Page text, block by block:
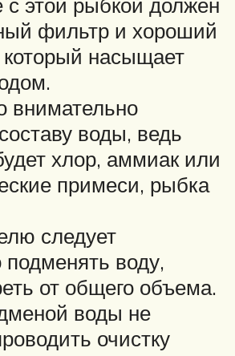
фильтр и хороший
который насыщает
внимательно
воды, ведь
хлор, аммиак или
примеси, рыбка
следует
подменять воду,
от общего объема.
воды не
очистку